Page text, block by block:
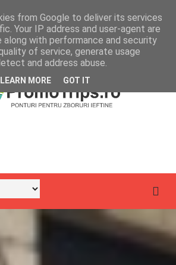
from Google to deliver its services
Your IP address and user-agent are
along with performance and security
of service, generate usage
and address abuse.
LEARN MORE GOT IT